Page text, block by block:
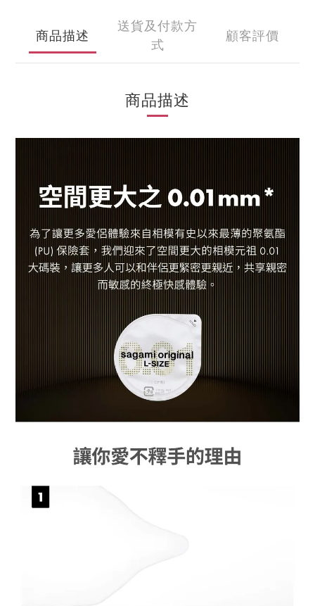
商品描述
送貨及付款方
式
顧客評價
商品描述